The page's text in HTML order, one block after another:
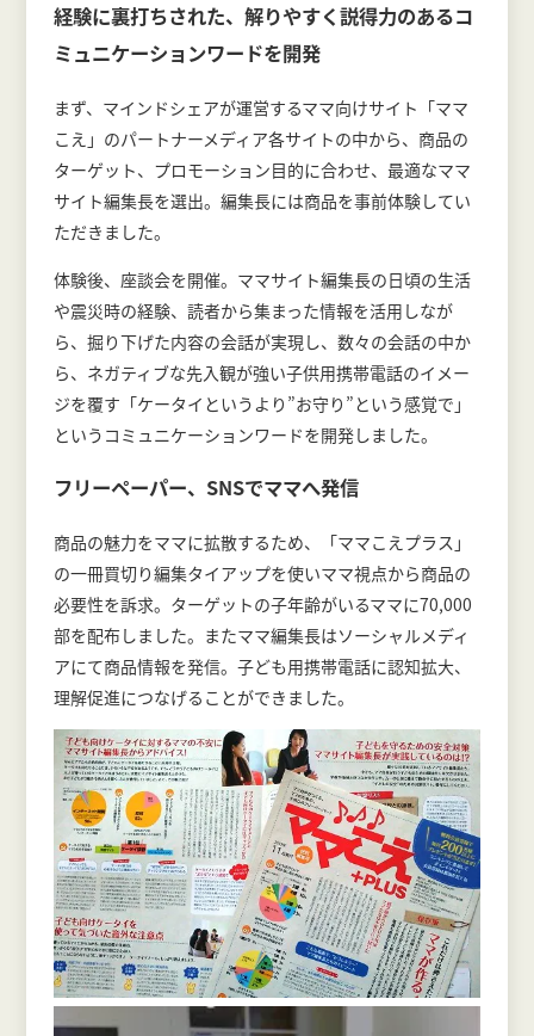
経験に裏打ちされた、解りやすく説得力のあるコ
ミュニケーションワードを開発
まず、マインドシェアが運営するママ向けサイト「ママ
こえ」のパートナーメディア各サイトの中から、商品の
ターゲット、プロモーション目的に合わせ、最適なママ
サイト編集長を選出。編集長には商品を事前体験してい
ただきました。
体験後、座談会を開催。ママサイト編集長の日頃の生活
や震災時の経験、読者から集まった情報を活用しなが
ら、掘り下げた内容の会話が実現し、数々の会話の中か
ら、ネガティブな先入観が強い子供用携帯電話のイメー
ジを覆す「ケータイというより”お守り”という感覚で」
というコミュニケーションワードを開発しました。
フリーペーパー、SNSでママへ発信
商品の魅力をママに拡散するため、「ママこえプラス」
の一冊買切り編集タイアップを使いママ視点から商品の
必要性を訴求。ターゲットの子年齢がいるママに70,000
部を配布しました。またママ編集長はソーシャルメディ
アにて商品情報を発信。子ども用携帯電話に認知拡大、
理解促進につなげることができました。